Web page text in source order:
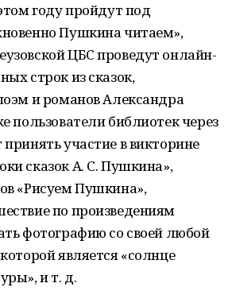
году пройдут под
Пушкина читаем»,
ЦБС проведут онлайн-
строк из сказок,
и романов Александра
пользователи библиотек через
участие в викторине
сказок А. С. Пушкина»,
«Рисуем Пушкина»,
по произведениям
фотографию со своей любой
является «солнце
и т. д.